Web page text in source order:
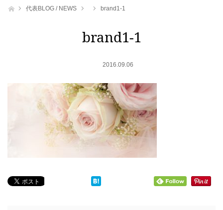
ホーム代表BLOG / NEWS brand1-1
brand1-1
2016.09.06